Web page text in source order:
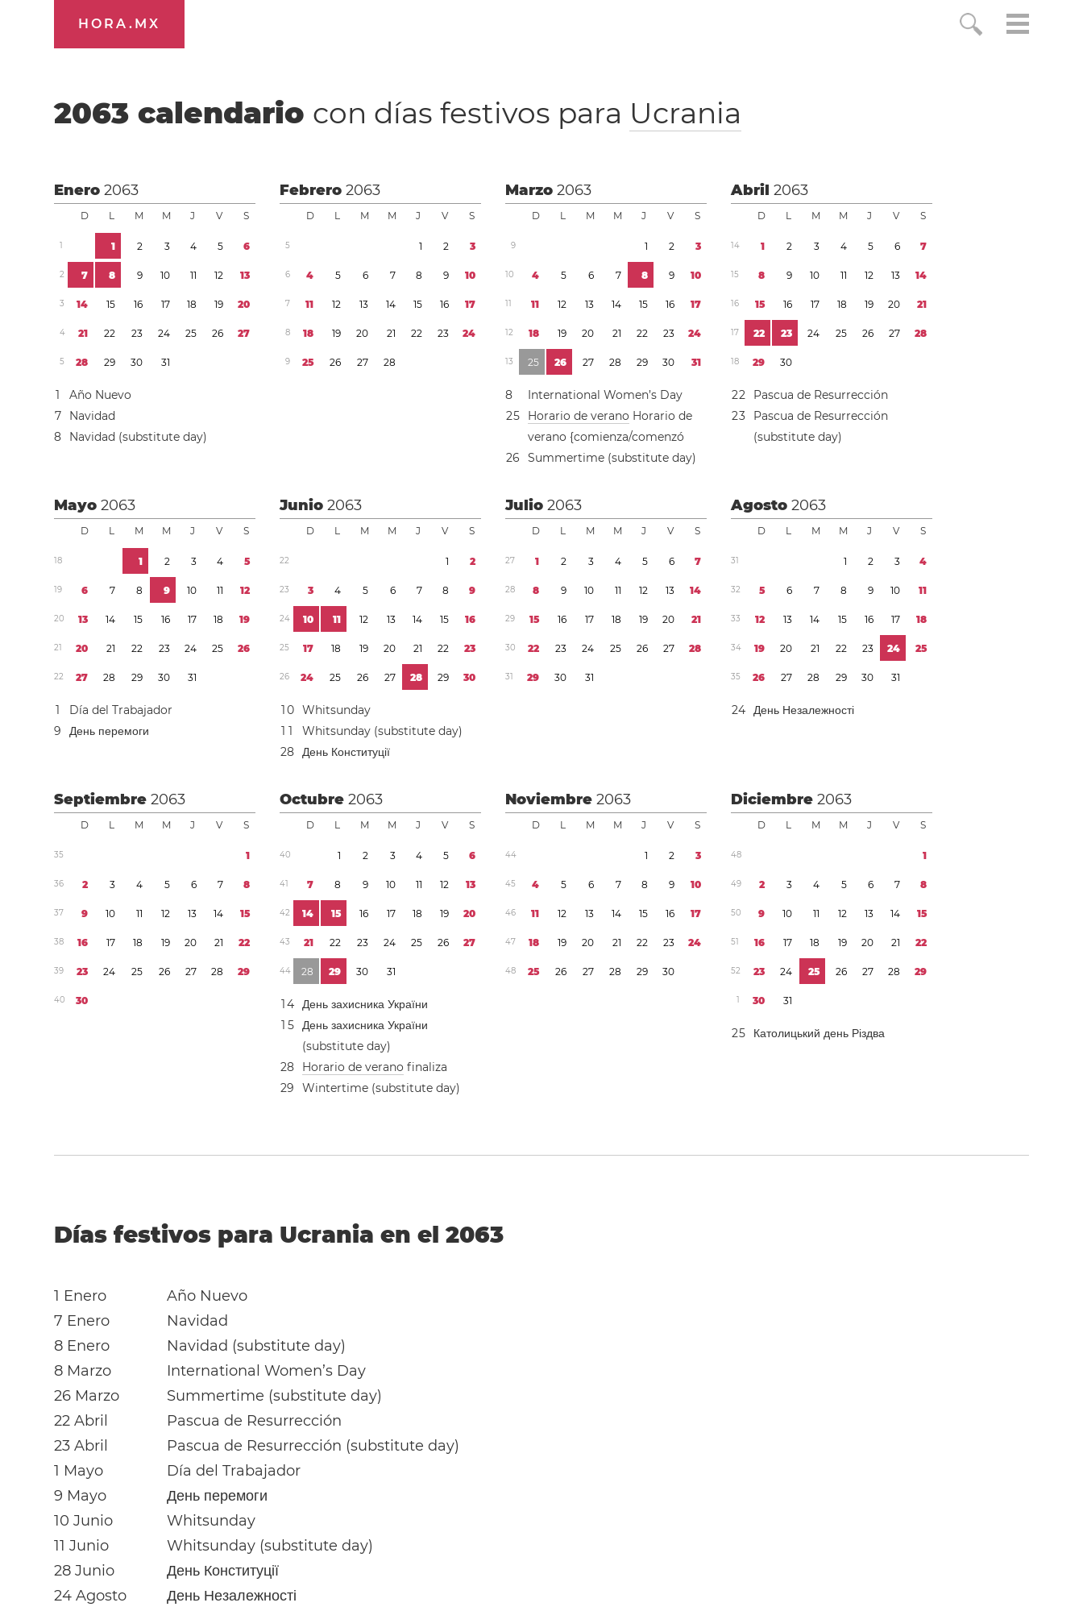
HORA.MX
2063 calendario con días festivos para Ucrania
Enero2063
D L M M J V S
1 1 2 3 4 5 6
2 7 8 9 10 11 12 13
3 14 15 16 17 18 19 20
4 21 22 23 24 25 26 27
5 28 29 30 31
1
Año Nuevo
7
Navidad
8
Navidad (substitute day)
Febrero2063
D L M M J V S
5 1 2 3
6 4 5 6 7 8 9 10
7 11 12 13 14 15 16 17
8 18 19 20 21 22 23 24
9 25 26 27 28
Marzo2063
D L M M J V S
9 1 2 3
10 4 5 6 7 8 9 10
11 11 12 13 14 15 16 17
12 18 19 20 21 22 23 24
13 25 26 27 28 29 30 31
8
International Women’s Day
25 Horario de verano Horario de
verano {comienza/comenzó
26 Summertime (substitute day)
Abril2063
D L M M J V S
14 1 2 3 4 5 6 7
15 8 9 10 11 12 13 14
16 15 16 17 18 19 20 21
17 22 23 24 25 26 27 28
18 29 30
22
Pascua de Resurrección
23
Pascua de Resurrección
(substitute day)
Mayo2063
D L M M J V S
18 1 2 3 4 5
19 6 7 8 9 10 11 12
20 13 14 15 16 17 18 19
21 20 21 22 23 24 25 26
22 27 28 29 30 31
1
Día del Trabajador
9
День перемоги
Junio2063
D L M M J V S
22 1 2
23 3 4 5 6 7 8 9
24 10 11 12 13 14 15 16
25 17 18 19 20 21 22 23
26 24 25 26 27 28 29 30
10 Whitsunday
1 1
Whitsunday (substitute day)
28 День Конституції
Julio2063
D L M M J V S
27 1 2 3 4 5 6 7
28 8 9 10 11 12 13 14
29 15 16 17 18 19 20 21
30 22 23 24 25 26 27 28
31 29 30 31
Agosto2063
D L M M J V S
31 1 2 3 4
32 5 6 7 8 9 10 11
33 12 13 14 15 16 17 18
34 19 20 21 22 23 24 25
35 26 27 28 29 30 31
24 День Незалежності
Septiembre2063
D L M M J V S
35 1
36 2 3 4 5 6 7 8
37 9 10 11 12 13 14 15
38 16 17 18 19 20 21 22
39 23 24 25 26 27 28 29
40 30
Octubre2063
D L M M J V S
40 1 2 3 4 5 6
41 7 8 9 10 11 12 13
42 14 15 16 17 18 19 20
43 21 22 23 24 25 26 27
44 28 29 30 31
14 День захисника України
1 5 День захисника України
(substitute day)
28 Horario de verano finaliza
29 Wintertime (substitute day)
Noviembre2063
D L M M J V S
44 1 2 3
45 4 5 6 7 8 9 10
46 11 12 13 14 15 16 17
47 18 19 20 21 22 23 24
48 25 26 27 28 29 30
Diciembre2063
D L M M J V S
48 1
49 2 3 4 5 6 7 8
50 9 10 11 12 13 14 15
51 16 17 18 19 20 21 22
52 23 24 25 26 27 28 29
1 30 31
25 Католицький день Різдва
Días festivos para Ucrania en el 2063
1 Enero
Año Nuevo
7 Enero
Navidad
8 Enero
Navidad (substitute day)
8 Marzo
International Women’s Day
26 Marzo
Summertime (substitute day)
22 Abril
Pascua de Resurrección
23 Abril
Pascua de Resurrección (substitute day)
1 Mayo
Día del Trabajador
9 Mayo
День перемоги
10 Junio
Whitsunday
11 Junio
Whitsunday (substitute day)
28 Junio
День Конституції
24 Agosto
День Незалежності